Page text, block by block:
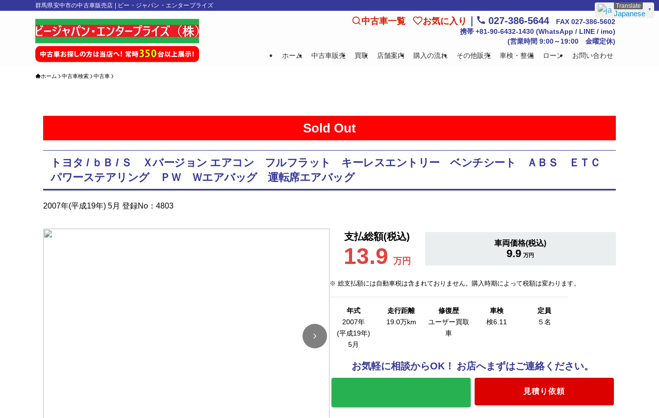
群馬県安中市の中古車販売店 | ビー・ジャパン・エンタープライズ
ホーム 中古車販売 買取 店舗案内 購入の流れ その他販売 車検・整備 ローン お問い合わせ
中古車一覧 お気に入り 027-386-5644 FAX 027-386-5602
携帯 +81-90-6432-1430 (WhatsApp / LINE / imo)
(営業時間 9:00～19:00 金曜定休)
ホーム 中古車検索 中古車
Sold Out
トヨタ / ｂＢ / Ｓ Ｘバージョン エアコン フルフラット キーレスエントリー ベンチシート ＡＢＳ ＥＴＣ
パワーステアリング ＰＷ Ｗエアバッグ 運転席エアバッグ
2007年(平成19年) 5月 登録No：4803
支払総額(税込)
13.9 万円
車両価格(税込)
9.9 万円
※ 総支払額には自動車税は含まれておりません。購入時期によって税額は変わります。
年式
2007年
(平成19年)
5月
走行距離
19.0万km
修復歴
ユーザー買取
車
車検
検6.11
定員
５名
お気軽に相談からOK！ お店へまずはご連絡ください。
見積り依頼
Japanese ▼